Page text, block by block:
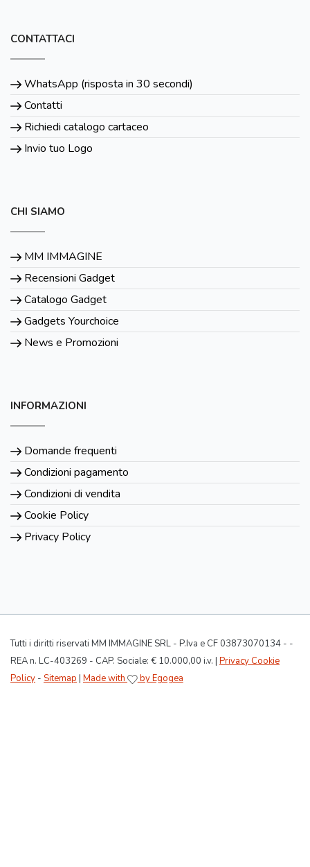
CONTATTACI
WhatsApp (risposta in 30 secondi)
Contatti
Richiedi catalogo cartaceo
Invio tuo Logo
CHI SIAMO
MM IMMAGINE
Recensioni Gadget
Catalogo Gadget
Gadgets Yourchoice
News e Promozioni
INFORMAZIONI
Domande frequenti
Condizioni pagamento
Condizioni di vendita
Cookie Policy
Privacy Policy
Tutti i diritti riservati MM IMMAGINE SRL - P.Iva e CF 03873070134 - -
REA n. LC-403269 - CAP. Sociale: € 10.000,00 i.v. | Privacy Cookie
Policy - Sitemap | Made with by Egogea